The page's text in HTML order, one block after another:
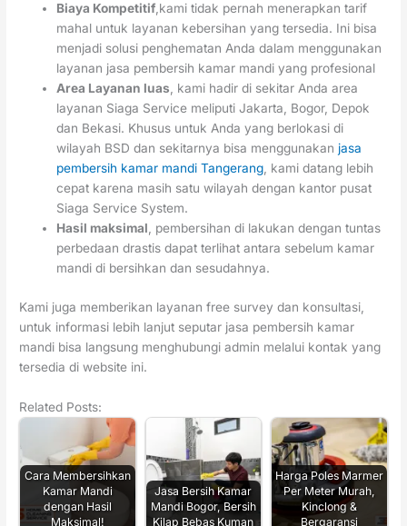
Biaya Kompetitif,kami tidak pernah menerapkan tarif
mahal untuk layanan kebersihan yang tersedia. Ini bisa
menjadi solusi penghematan Anda dalam menggunakan
layanan jasa pembersih kamar mandi yang profesional
Area Layanan luas, kami hadir di sekitar Anda area
layanan Siaga Service meliputi Jakarta, Bogor, Depok
dan Bekasi. Khusus untuk Anda yang berlokasi di
wilayah BSD dan sekitarnya bisa menggunakan jasa
pembersih kamar mandi Tangerang, kami datang lebih
cepat karena masih satu wilayah dengan kantor pusat
Siaga Service System.
Hasil maksimal, pembersihan di lakukan dengan tuntas
perbedaan drastis dapat terlihat antara sebelum kamar
mandi di bersihkan dan sesudahnya.
Kami juga memberikan layanan free survey dan konsultasi,
untuk informasi lebih lanjut seputar jasa pembersih kamar
mandi bisa langsung menghubungi admin melalui kontak yang
tersedia di website ini.
Related Posts:
Cara Membersihkan
Kamar Mandi
dengan Hasil
Maksimal!
Jasa Bersih Kamar
Mandi Bogor, Bersih
Kilap Bebas Kuman
Harga Poles Marmer
Per Meter Murah,
Kinclong &
Bergaransi